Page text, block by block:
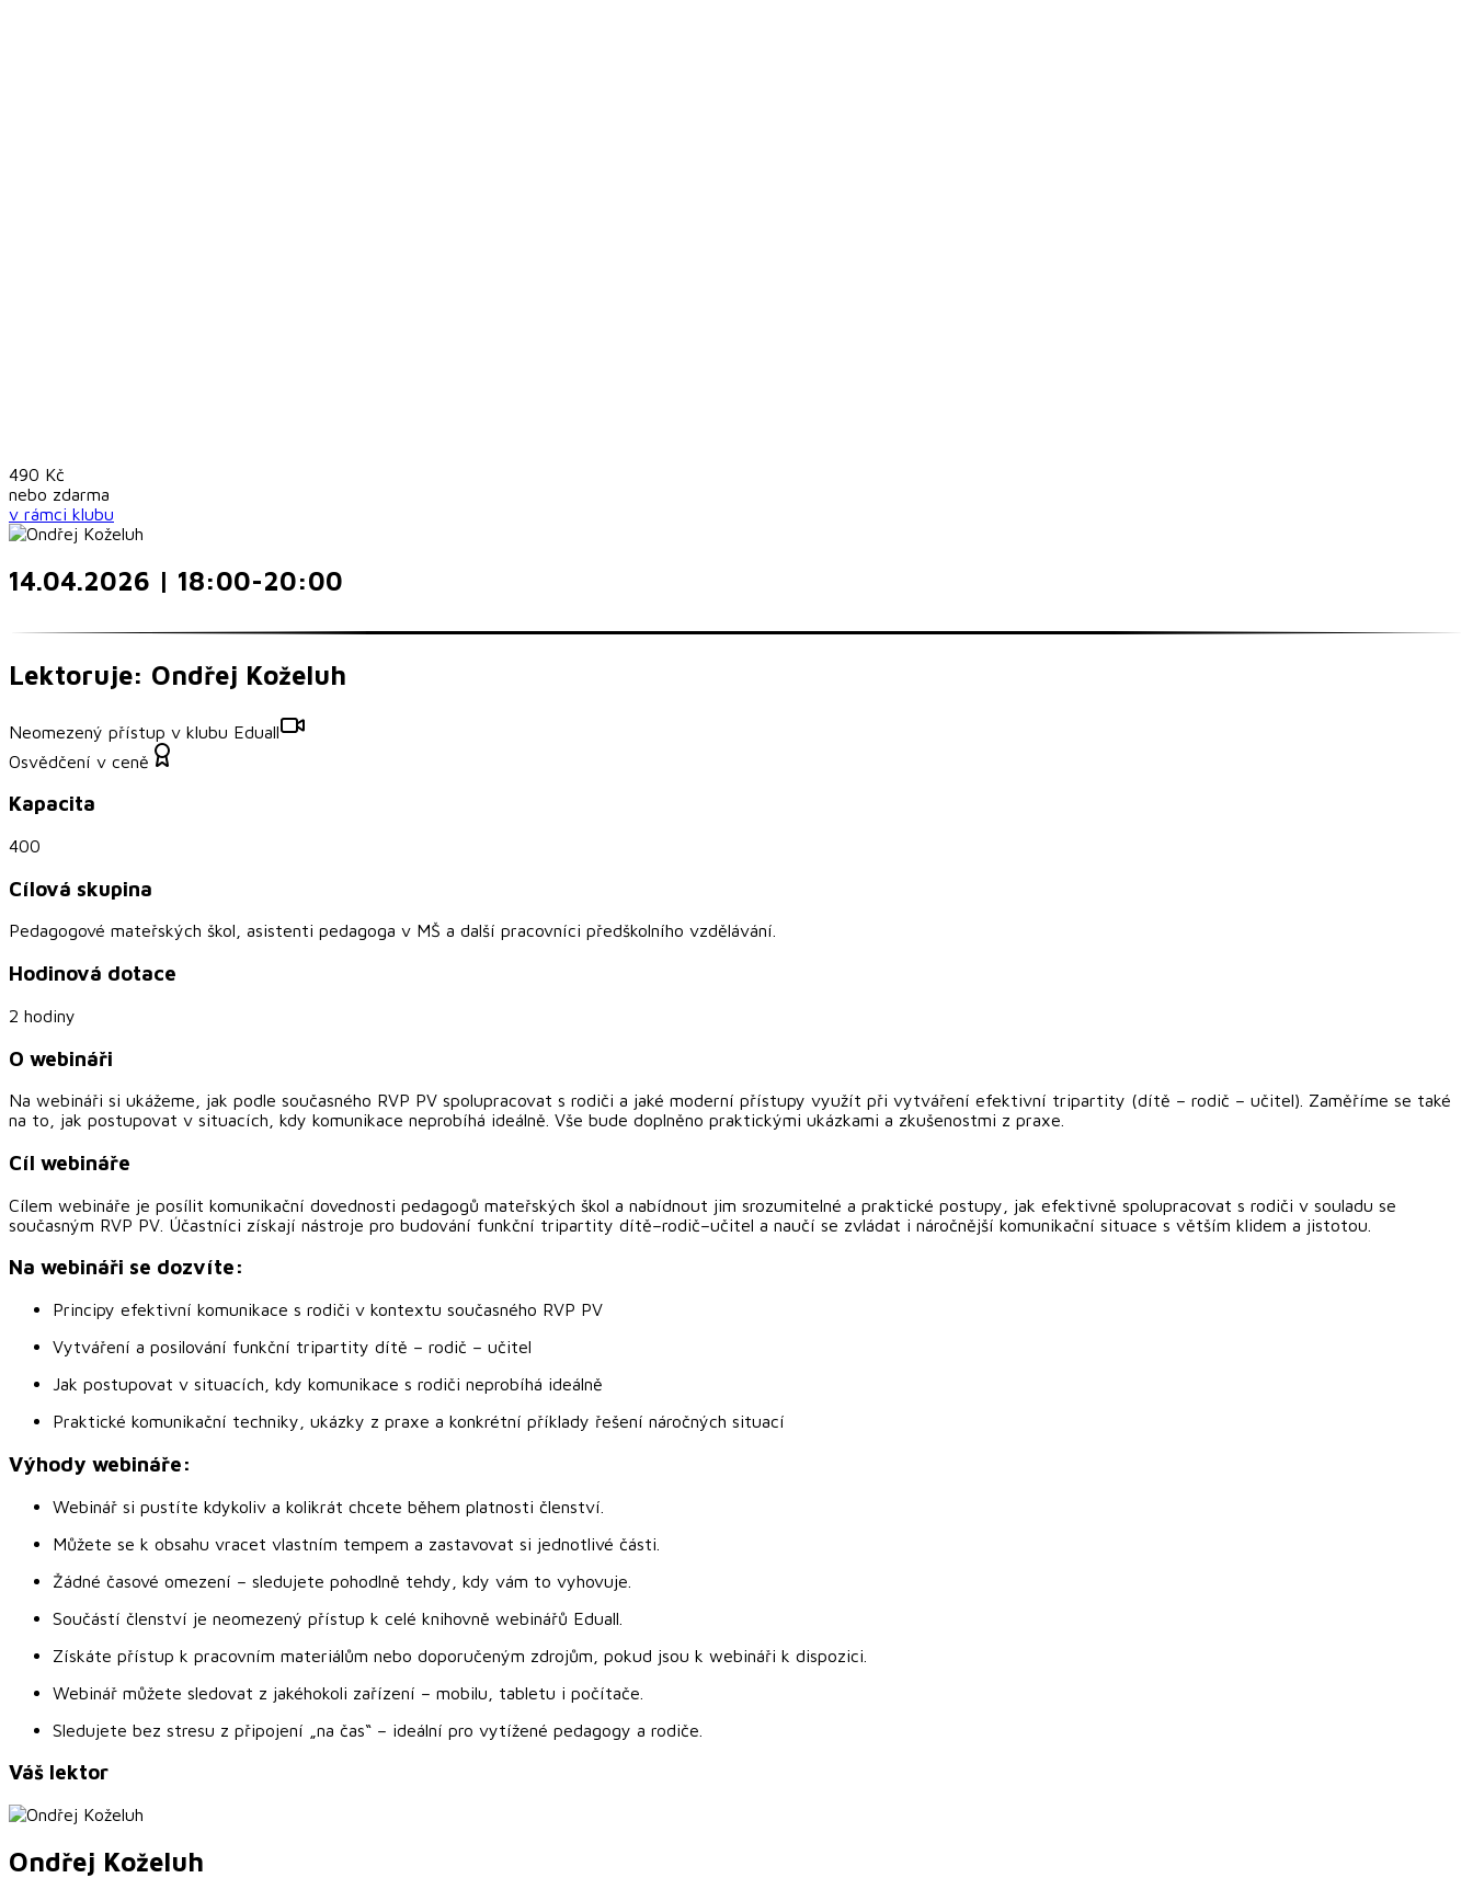
490 Kč
nebo zdarma
v rámci klubu
14.04.2026 | 18:00-20:00
Lektoruje: Ondřej Koželuh
Neomezený přístup v klubu Eduall
Osvědčení v ceně
Kapacita
400
Cílová skupina
Pedagogové mateřských škol, asistenti pedagoga v MŠ a další pracovníci předškolního vzdělávání.
Hodinová dotace
2 hodiny
O webináři
Na webináři si ukážeme, jak podle současného RVP PV spolupracovat s rodiči a jaké moderní přístupy využít při vytváření efektivní tripartity (dítě – rodič – učitel). Zaměříme se také
na to, jak postupovat v situacích, kdy komunikace neprobíhá ideálně. Vše bude doplněno praktickými ukázkami a zkušenostmi z praxe.
Cíl webináře
Cílem webináře je posílit komunikační dovednosti pedagogů mateřských škol a nabídnout jim srozumitelné a praktické postupy, jak efektivně spolupracovat s rodiči v souladu se
současným RVP PV. Účastníci získají nástroje pro budování funkční tripartity dítě–rodič–učitel a naučí se zvládat i náročnější komunikační situace s větším klidem a jistotou.
Na webináři se dozvíte:
Principy efektivní komunikace s rodiči v kontextu současného RVP PV
Vytváření a posilování funkční tripartity dítě – rodič – učitel
Jak postupovat v situacích, kdy komunikace s rodiči neprobíhá ideálně
Praktické komunikační techniky, ukázky z praxe a konkrétní příklady řešení náročných situací
Výhody webináře:
Webinář si pustíte kdykoliv a kolikrát chcete během platnosti členství.
Můžete se k obsahu vracet vlastním tempem a zastavovat si jednotlivé části.
Žádné časové omezení – sledujete pohodlně tehdy, kdy vám to vyhovuje.
Součástí členství je neomezený přístup k celé knihovně webinářů Eduall.
Získáte přístup k pracovním materiálům nebo doporučeným zdrojům, pokud jsou k webináři k dispozici.
Webinář můžete sledovat z jakéhokoli zařízení – mobilu, tabletu i počítače.
Sledujete bez stresu z připojení „na čas“ – ideální pro vytížené pedagogy a rodiče.
Váš lektor
Ondřej Koželuh